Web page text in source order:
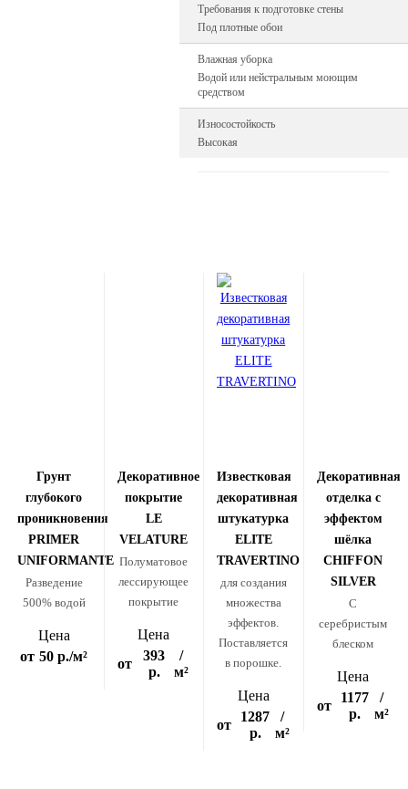
Требования к подготовке стены
Под плотные обои
Влажная уборка
Водой или нейстральным моющим
средством
Износостойкость
Высокая
Грунт
глубокого
проникновения
PRIMER
UNIFORMANTE
Разведение
500% водой
Цена
от 50 р./м²
Декоративное
покрытие
LE
VELATURE
Полуматовое
лессирующее
покрытие
Цена
от
393
р.
/
м²
Известковая
декоративная
штукатурка
ELITE
TRAVERTINO
для создания
множества
эффектов.
Поставляется
в порошке.
Цена
от
1287
р.
/
м²
Декоративная
отделка с
эффектом
шёлка
CHIFFON
SILVER
C
серебристым
блеском
Цена
от
1177
р.
/
м²